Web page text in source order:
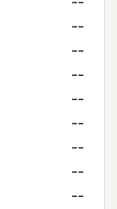
--
--
--
--
--
--
--
--